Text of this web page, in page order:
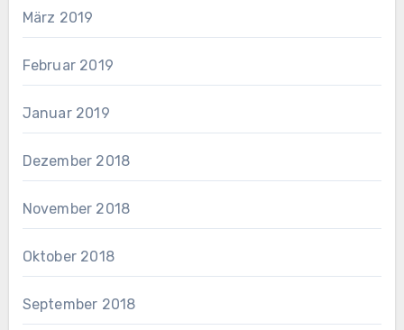
März 2019
Februar 2019
Januar 2019
Dezember 2018
November 2018
Oktober 2018
September 2018